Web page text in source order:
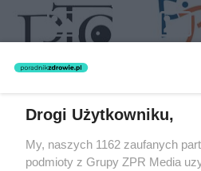
Żaden utwór zamieszczony w serwisie
rozpowszechniany lub dalej
(w tym także elektroniczny lub
Drogi Użytkowniku,
My, naszych 1162 zaufanych
podmioty z Grupy ZPR Media